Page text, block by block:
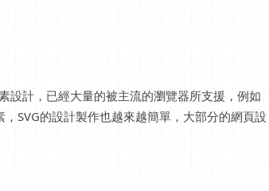
設計，已經大量的被主流的瀏覽器所支援，例如
SVG的設計製作也越來越簡單，大部分的網頁設